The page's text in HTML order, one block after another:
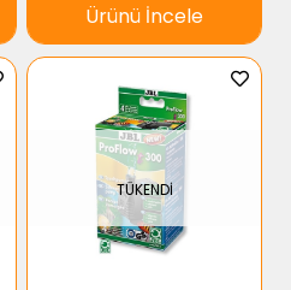
Ürünü İncele
TÜKENDI